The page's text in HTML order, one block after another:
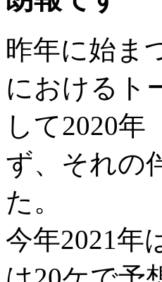
昨年に始ま
におけるト
して2020
ず、それの
た。
今年2021年